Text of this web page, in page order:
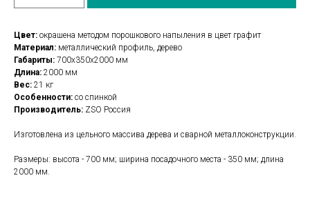
Цвет: окрашена методом порошкового напыления в цвет графит
Материал: металлический профиль, дерево
Габариты: 700х350х2000 мм
Длина: 2000 мм
Вес: 21 кг
Особенности: со спинкой
Производитель: ZSO Россия
Изготовлена из цельного массива дерева и сварной металлоконструкции.
Размеры: высота - 700 мм; ширина посадочного места - 350 мм; длина
2000 мм.